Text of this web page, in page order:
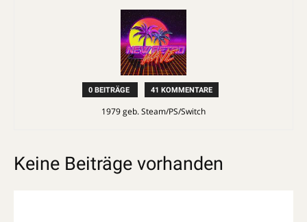
0 BEITRÄGE 41 KOMMENTARE
1979 geb. Steam/PS/Switch
Keine Beiträge vorhanden